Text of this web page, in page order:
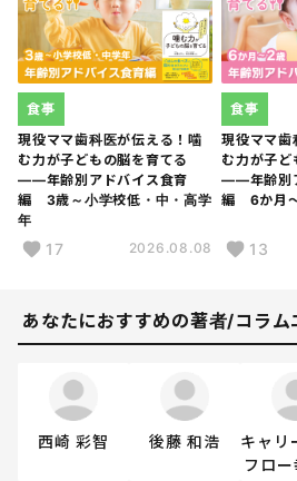
現役ママ歯科医が伝える！噛
む力が子どもの脳を育てる
――年齢別アドバイス食育
編 3歳～小学校低・中・高学
年
食事
17 2026.08.08
現役ママ歯
む力が子ど
――年齢別
編 6か月
食事
13
あなたにおすすめの著者/コラム
西崎 彩智 後藤 和浩
キャリ
フロ